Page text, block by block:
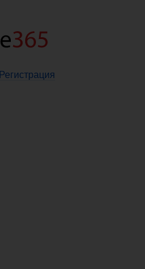
Регистрация